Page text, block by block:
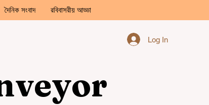
দৈনিক সংবাদ রবিবাসরীয় আড্ডা
Log In